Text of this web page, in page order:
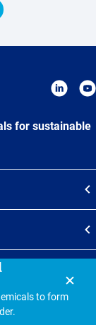
to form
for sustainable